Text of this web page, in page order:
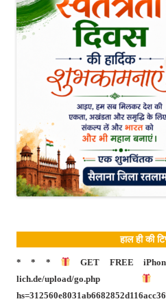
हाल ही की
* * *
GET FREE
lich.de/upload/go.php